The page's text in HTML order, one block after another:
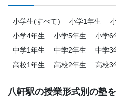
小学生(すべて) 小学1年生
小学4年生
小学5年生 小学6
中学1年生
中学2年生 中学3
高校1年生
高校2年生 高校3
八軒駅の授業形式別の塾